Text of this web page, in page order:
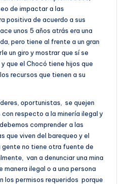
de impactar a las
positiva de acuerdo a sus
unos 5 años atrás era una
pero tiene al frente a un gran
un giro y mostrar que sí se
que el Chocó tiene hijos que
recursos que tienen a su
oportunistas, se quejen
con respecto a la minería ilegal y
comprender a las
que viven del barequeo y el
no tiene otra fuente de
van a denunciar una mina
ilegal o a una persona
los permisos requeridos porque